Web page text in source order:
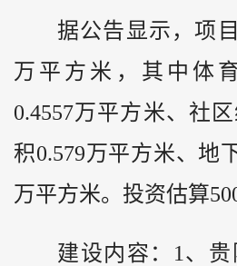
据公告显示，项
万平方米，其中体
0.4557万平方米、社
积0.579万平方米、地
万平方米。投资估算
建设内容：1、